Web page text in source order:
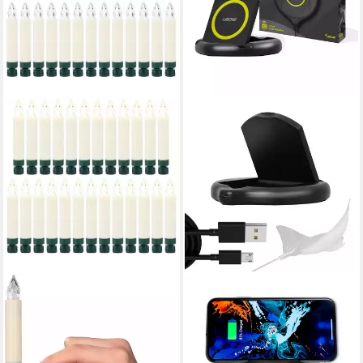
OTTO HOME
Christbaumschmuck in
Wireless Charger 10W
kabelloses Ladegerät
Ladestation Netzteil